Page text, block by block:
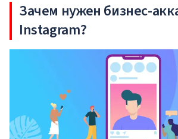
Зачем нужен бизнес-
Instagram?